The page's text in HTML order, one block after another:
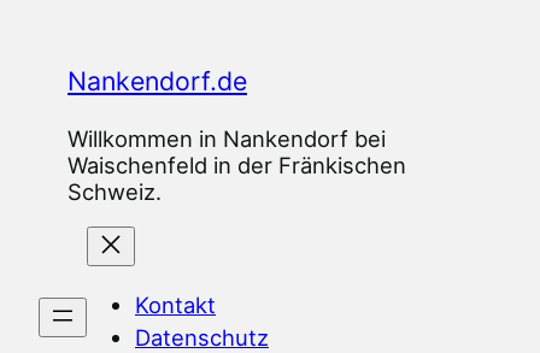
springenNankendorf.de
Willkommen in Nankendorf bei
Waischenfeld in der Fränkischen
Schweiz.
Kontakt
Datenschutz